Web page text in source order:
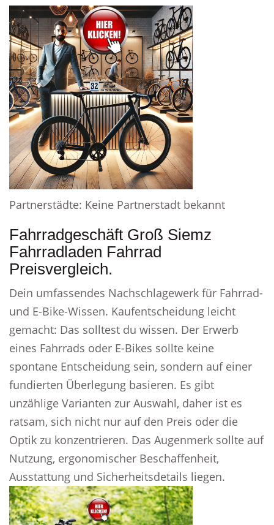
Partnerstädte: Keine Partnerstadt bekannt
Fahrradgeschäft Groß Siemz
Fahrradladen Fahrrad
Preisvergleich.
Dein umfassendes Nachschlagewerk für Fahrrad-
und E-Bike-Wissen. Kaufentscheidung leicht
gemacht: Das solltest du wissen. Der Erwerb
eines Fahrrads oder E-Bikes sollte keine
spontane Entscheidung sein, sondern auf einer
fundierten Überlegung basieren. Es gibt
unzählige Varianten zur Auswahl, daher ist es
ratsam, sich nicht nur auf den Preis oder die
Optik zu konzentrieren. Das Augenmerk sollte auf
Nutzung, ergonomischer Beschaffenheit,
Ausstattung und Sicherheitsdetails liegen.